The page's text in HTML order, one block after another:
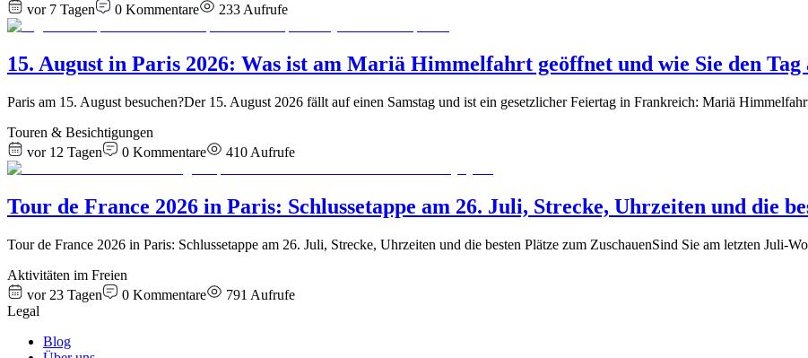
vor 7 Tagen
0 Kommentare 233 Aufrufe
15. August in Paris 2026: Was ist am Mariä Himmelfahrt geöffnet und wie Sie den Tag
Paris am 15. August besuchen?Der 15. August 2026 fällt auf einen Samstag und ist ein gesetzlicher Feiertag in Frankreich: Mariä
Touren & Besichtigungen
vor 12 Tagen
0 Kommentare 410 Aufrufe
Tour de France 2026 in Paris: Schlussetappe am 26. Juli, Strecke, Uhrzeiten und die
Tour de France 2026 in Paris: Schlussetappe am 26. Juli, Strecke, Uhrzeiten und die besten Plätze zum ZuschauenSind Sie am letzten Juli-
Aktivitäten im Freien
vor 23 Tagen
0 Kommentare 791 Aufrufe
Legal
Blog